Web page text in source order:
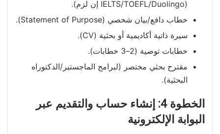
(IELTS/TOEFL/Duolingo إن لزم).
خطاب دافع/بيان شخصي (Statement of Purpose).
سيرة ذاتية أكاديمية أو بحثية (CV).
خطابات توصية (2–3 خطابات).
مقترح بحثي مختصر (لبرامج الماجستير/الدكتوراه
البحثية).
الخطوة 4: إنشاء حساب والتقديم عبر
البوابة الإلكترونية